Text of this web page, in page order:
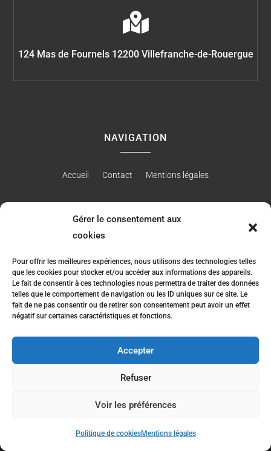
Gérer le consentement aux
cookies
Pour offrir les meilleures expériences, nous utilisons des technologies telles
que les cookies pour stocker et/ou accéder aux informations des appareils.
Le fait de consentir à ces technologies nous permettra de traiter des données
telles que le comportement de navigation ou les ID uniques sur ce site. Le
fait de ne pas consentir ou de retirer son consentement peut avoir un effet
négatif sur certaines caractéristiques et fonctions.
Accepter
Refuser
Voir les préférences
Politique de cookiesMentions légales

124 Mas de Fournels 12200 Villefranche-de-Rouergue
NAVIGATION
Accueil Contact Mentions légales
Primeur et grossiste à Rignac
Primeur et grossiste à Rieupeyroux
Aveyron Primeurs - 2026 - Tous droits réservés